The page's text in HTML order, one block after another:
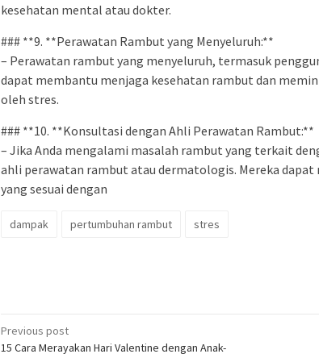
kesehatan mental atau dokter.
### **9. **Perawatan Rambut yang Menyeluruh:**
– Perawatan rambut yang menyeluruh, termasuk
dapat membantu menjaga kesehatan rambut dan
oleh stres.
### **10. **Konsultasi dengan Ahli Perawatan Rambut:**
– Jika Anda mengalami masalah rambut yang terkait
ahli perawatan rambut atau dermatologis. Mereka dapat
yang sesuai dengan
dampak pertumbuhan rambut stres
Post
Previous post
15 Cara Merayakan Hari Valentine dengan Anak-